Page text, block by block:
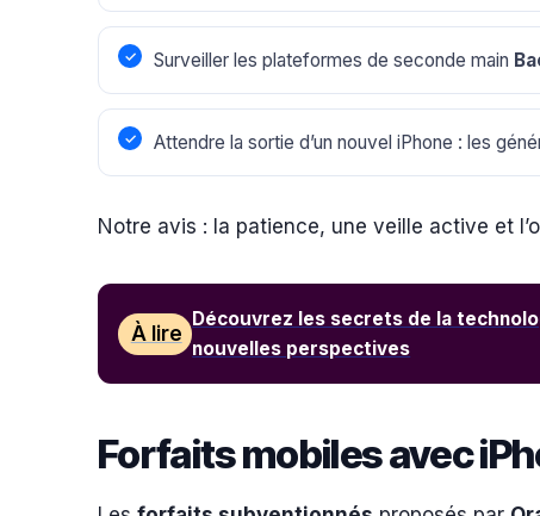
Surveiller les plateformes de seconde main
Attendre la sortie d’un nouvel iPhone : les
Notre avis : la patience, une veille active et
À lire
Découvrez les secrets de la
nouvelles perspectives
Forfaits mobiles avec